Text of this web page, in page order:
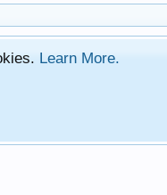
Learn More.